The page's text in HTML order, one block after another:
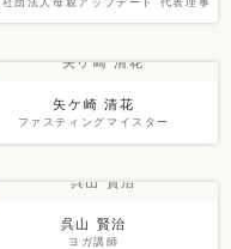
矢ケ崎 清花
ファスティングマイスター
呉山 賢治
ヨガ講師